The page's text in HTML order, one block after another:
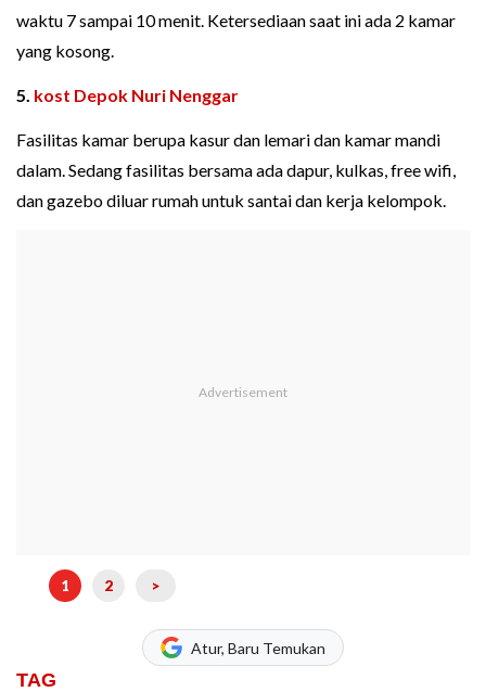
waktu 7 sampai 10 menit. Ketersediaan saat ini ada 2 kamar
yang kosong.
5. kost Depok Nuri Nenggar
Fasilitas kamar berupa kasur dan lemari dan kamar mandi
dalam. Sedang fasilitas bersama ada dapur, kulkas, free wifi,
dan gazebo diluar rumah untuk santai dan kerja kelompok.
1 2 >
Atur, Baru Temukan
TAG